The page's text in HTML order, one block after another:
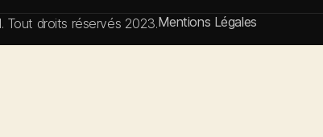
Tout droits réservés 2023.Mentions Légales